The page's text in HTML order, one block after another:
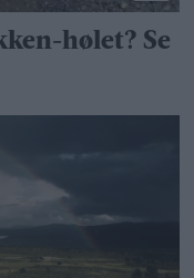
hølet? Se